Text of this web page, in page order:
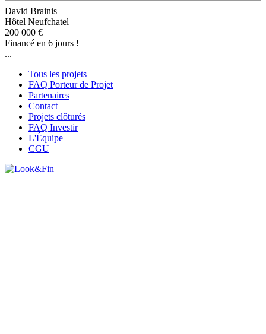
David Brainis
Hôtel Neufchatel
200 000 €
Financé en 6 jours !
...
Tous les projets
FAQ Porteur de Projet
Partenaires
Contact
Projets clôturés
FAQ Investir
L'Équipe
CGU